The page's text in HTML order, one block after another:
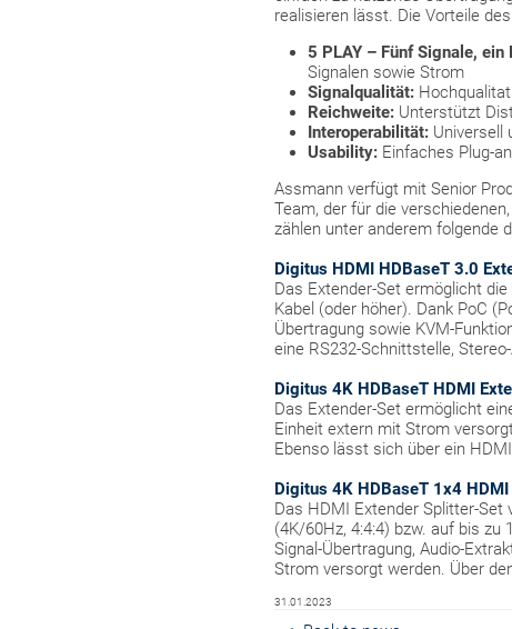
realisieren lässt. Die Vorteile
5 PLAY – Fünf Signale, ein
Signalen sowie Strom
Signalqualität:
Reichweite: Unterstützt
Interoperabilität: Universell
Usability: Einfaches Plug-
Assmann verfügt mit Senior
Team, der für die
zählen unter anderem folgende
Digitus HDMI HDBaseT 3.0
Das Extender-Set ermöglicht
Kabel (oder höher). Dank PoC
Übertragung sowie KVM-
eine RS232-Schnittstelle,
Digitus 4K HDBaseT HDMI
Das Extender-Set ermöglicht
Einheit extern mit Strom
Ebenso lässt sich über ein
Digitus 4K HDBaseT 1x4
Das HDMI Extender Splitter-
(4K/60Hz, 4:4:4) bzw. auf bis
Signal-Übertragung, Audio-
Strom versorgt werden. Über
31.01.2023